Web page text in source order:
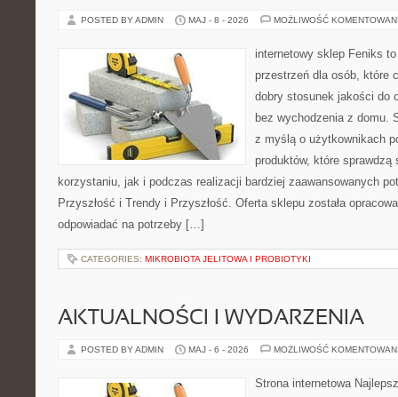
POSTED BY ADMIN MAJ - 8 - 2026 MOŻLIWOŚĆ
internetowy sklep Feniks
przestrzeń dla osób, które
dobry stosunek jakości do
bez wychodzenia z domu.
z myślą o użytkownikach
produktów, które sprawdzą
korzystaniu, jak i podczas realizacji bardziej zaawansowanych
Przyszłość i Trendy i Przyszłość. Oferta sklepu została
odpowiadać na potrzeby […]
CATEGORIES: MIKROBIOTA JELITOWA I PROBIOTYKI
AKTUALNOŚCI I WYDARZENIA
POSTED BY ADMIN MAJ - 6 - 2026 MOŻLIWOŚĆ
Strona internetowa